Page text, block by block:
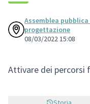
Assemblea
progettazione
08/03/2022 15:08
Attivare dei percorsi